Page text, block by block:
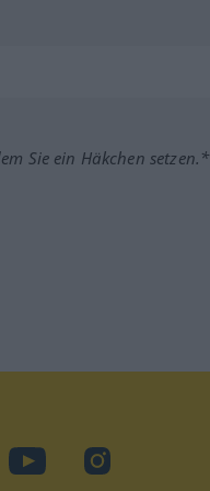
Sie ein Häkchen setzen.*
YouTubeInstagram